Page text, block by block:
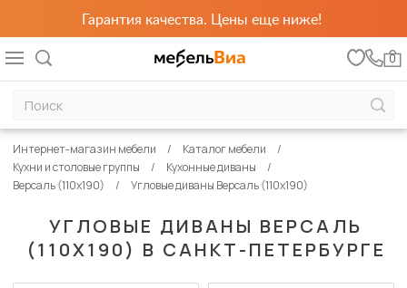
Гарантия качества. Цены еще ниже!
0
УГЛОВЫЕ ДИВАНЫ ВЕРСАЛЬ
(110Х190) В САНКТ-ПЕТЕРБУРГЕ
Интернет-магазин мебели
Каталог мебели
Кухни и столовые группы
Кухонные диваны
Версаль (110х190)
Угловые диваны Версаль (110х190)